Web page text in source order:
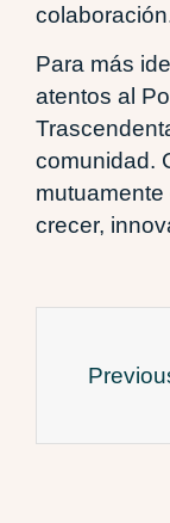
Para más
atentos al
comunidad.
crecer,